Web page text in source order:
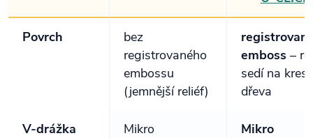
Povrch
bez
registrovaného
embossu
(jemnější reliéf)
emboss –
sedí na
dřeva
V‑drážka Mikro Mikro